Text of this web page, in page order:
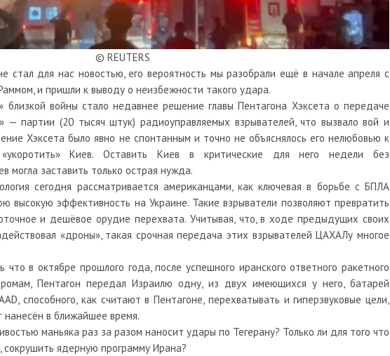
© REUTERS
стал для нас новостью, его вероятность мы разобрали ещё в начале апреля с
и пришли к выводу о неизбежности такого удара.
близкой войны стало недавнее решение главы Пентагона Хэксета о передаче
— партии (20 тысяч штук) радиоуправляемых взрывателей, что вызвало вой и
Хэксета было явно не спонтанным и точно не объяснялось его нелюбовью к
Киев. Оставить Киев в критические для него недели без
могла заставить только острая нужда.
сегодня рассматривается американцами, как ключевая в борьбе с БПЛА
высокую эффективность на Украине. Такие взрыватели позволяют превратить
и дешёвое орудие перехвата. Учитывая, что, в ходе предыдущих своих
«дроны», такая срочная передача этих взрывателей ЦАХАЛу многое
в октябре прошлого года, после успешного иранского ответного ракетного
Пентагон передал Израилю одну, из двух имеющихся у него, батарей
способного, как считают в Пентагоне, перехватывать и гиперзвуковые цели,
нанесён в ближайшее время.
маньяка раз за разом наносит удары по Тегерану? Только ли для того что
сокрушить ядерную программу Ирана?